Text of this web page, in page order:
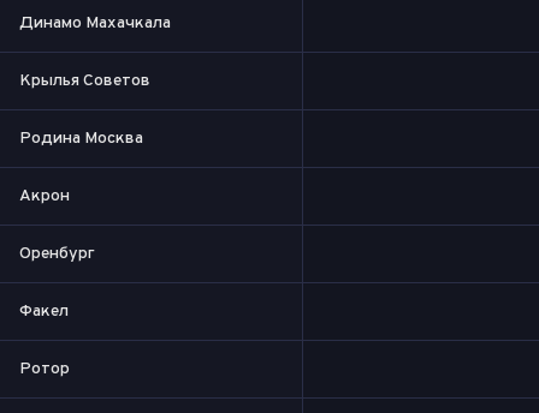
Динамо Махачкала
Крылья Советов
Родина Москва
Акрон
Оренбург
Факел
Ротор